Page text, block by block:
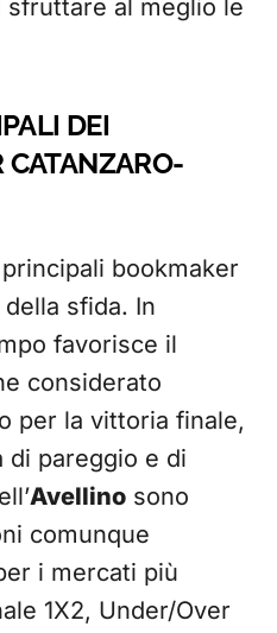
al meglio le
DEI
CATANZARO-
bookmaker
sfida. In
favorisce il
considerato
per la vittoria finale,
di pareggio e di
Avellino sono
comunque
i mercati più
1X2, Under/Over